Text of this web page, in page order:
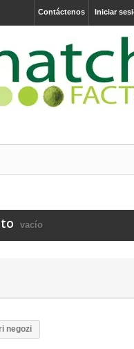
Iniciar
Contáctenos
vacío
negozi